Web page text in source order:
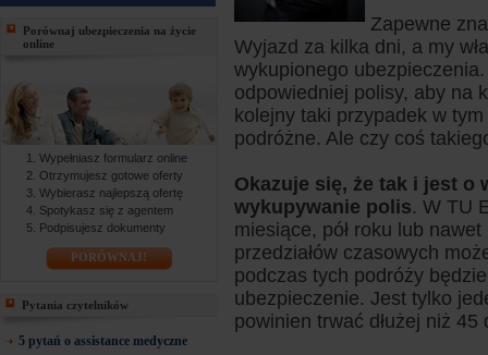
Porównaj ubezpieczenia na życie
online
Wypełniasz formularz online
Otrzymujesz gotowe oferty
Wybierasz najlepszą ofertę
Spotykasz się z agentem
Podpisujesz dokumenty
PORÓWNAJ!
Pytania czytelników
5 pytań o assistance medyczne
Zapewne
Wyjazd za kilka dni, a my
wykupionego
odpowiedniej polisy, aby na
kolejny taki przypadek w
podróżne. Ale czy coś
Okazuje się, że tak i jest o
wykupywanie polis. W TU
miesiące, pół roku lub
przedziałów czasowych
podczas tych podróży
ubezpieczenie. Jest tylko
powinien trwać dłużej niż 45